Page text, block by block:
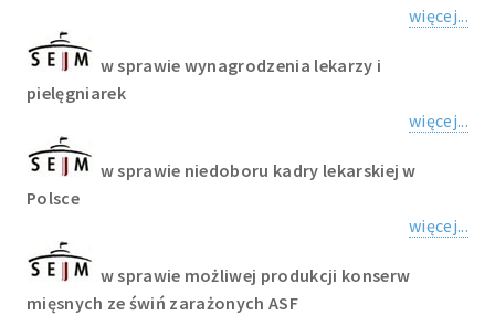
więcej...
w sprawie wynagrodzenia lekarzy i
pielęgniarek
więcej...
w sprawie niedoboru kadry lekarskiej w
Polsce
więcej...
w sprawie możliwej produkcji konserw
mięsnych ze świń zarażonych ASF